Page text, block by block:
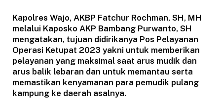
Kapolres Wajo, AKBP Fatchur Rochman, SH, MH
melalui Kaposko AKP Bambang Purwanto, SH
mengatakan, tujuan didirikanya Pos Pelayanan
Operasi Ketupat 2023 yakni untuk memberikan
pelayanan yang maksimal saat arus mudik dan
arus balik lebaran dan untuk memantau serta
memastikan kenyamanan para pemudik pulang
kampung ke daerah asalnya.